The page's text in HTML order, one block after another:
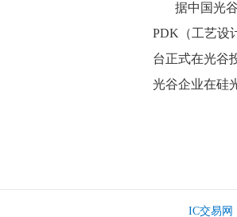
据中国光
PDK（工艺设
台正式在光谷
光谷企业在硅
IC交易网